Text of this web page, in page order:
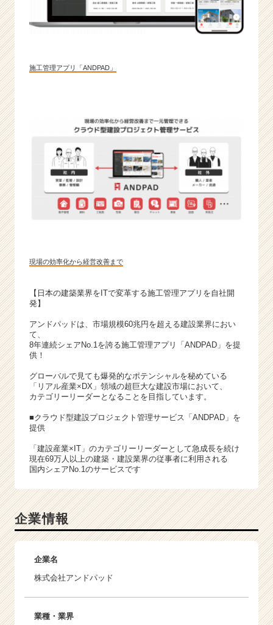
施工管理アプリ「ANDPAD」
現場の効率化から経営改善まで
【日本の建築業界をITで変革する施工管理アプリを自社開
発】
アンドパッドは、市場規模60兆円を超える建設業界におい
て、
8年連続シェアNo.1を誇る施工管理アプリ「ANDPAD」を提
供！
グローバルで見ても爆発的なポテンシャルを秘めている
「リアル産業×DX」領域の超巨大な建設市場において、
カテゴリーリーダーとなることを目指しています。
■クラウド型建設プロジェクト管理サービス「ANDPAD」を
提供
「建設産業×IT」のカテゴリーリーダーとして急成長を続け
現在69万人以上の建築・建設業界の従事者に利用される
国内シェアNo.1のサービスです
企業情報
企業名
株式会社アンドパッド
業種・業界